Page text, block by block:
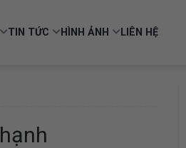
TIN TỨC HÌNH ẢNH LIÊN HỆ